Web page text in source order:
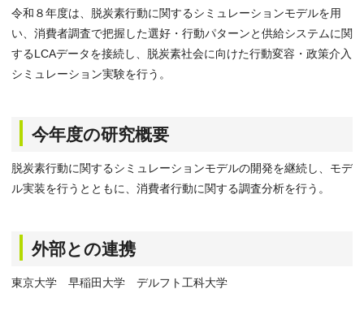
令和８年度は、脱炭素行動に関するシミュレーションモデルを用
い、消費者調査で把握した選好・行動パターンと供給システムに関
するLCAデータを接続し、脱炭素社会に向けた行動変容・政策介入
シミュレーション実験を行う。
今年度の研究概要
脱炭素行動に関するシミュレーションモデルの開発を継続し、モデ
ル実装を行うとともに、消費者行動に関する調査分析を行う。
外部との連携
東京大学 早稲田大学 デルフト工科大学